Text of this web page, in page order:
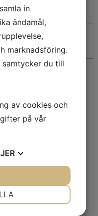
in
ändamål,
marknadsföring.
samtycker du till
av cookies och
på vår